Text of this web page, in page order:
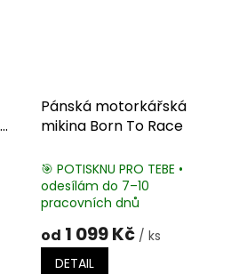
Pánská motorkářská
mikina Born To Race
🎯 POTISKNU PRO TEBE •
odesílám do 7–10
pracovních dnů
od 1 099 Kč / ks
DETAIL